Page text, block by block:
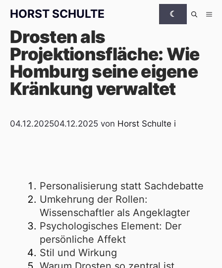
HORST SCHULTE ☾
Drosten als
Projektionsfläche: Wie
Homburg seine eigene
Kränkung verwaltet
04.12.202504.12.2025 von Horst Schulte i
Personalisierung statt Sachdebatte
Umkehrung der Rollen:
Wissenschaftler als Angeklagter
Psychologisches Element: Der
persönliche Affekt
Stil und Wirkung